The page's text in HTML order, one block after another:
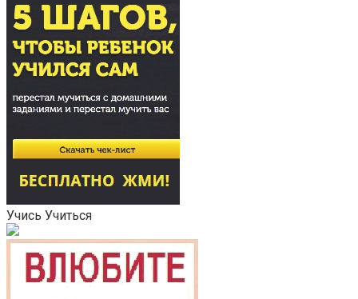
Учись Учиться